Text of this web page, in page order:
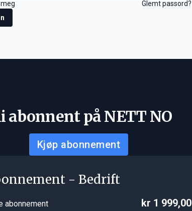
meg
Glemt passord?
abonnent på NETT NO
Kjøp abonnement
- Bedrift
abonnement
kr 1 999,00